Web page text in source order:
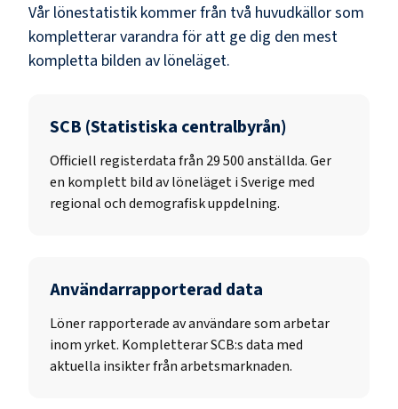
Vår lönestatistik kommer från två huvudkällor som
kompletterar varandra för att ge dig den mest
kompletta bilden av löneläget.
SCB (Statistiska centralbyrån)
Officiell registerdata från 29 500anställda. Ger
en komplett bild av löneläget i Sverige med
regional och demografisk uppdelning.
Användarrapporterad data
Löner rapporterade av användare som arbetar
inom yrket. Kompletterar SCB:s data med
aktuella insikter från arbetsmarknaden.